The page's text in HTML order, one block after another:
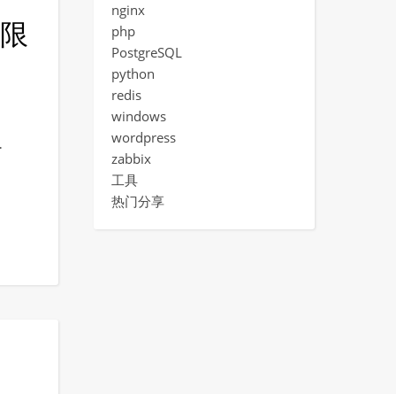
nginx
php
PostgreSQL
python
redis
windows
wordpress
zabbix
工具
热门分享